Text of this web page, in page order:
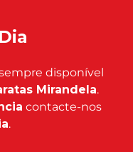
disponível
Mirandela.
contacte-nos
.